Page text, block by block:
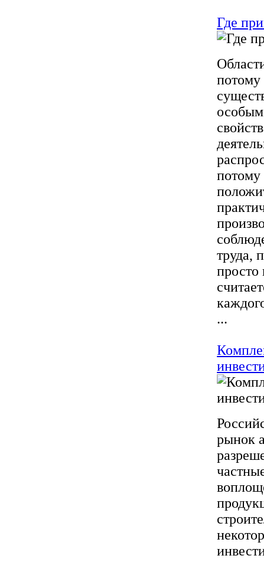
Где
потому
особым
потому
труда,
просто
...
рынок